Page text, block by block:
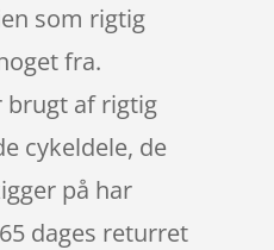
som rigtig
fra.
brugt af rigtig
cykeldele, de
på har
dages returret